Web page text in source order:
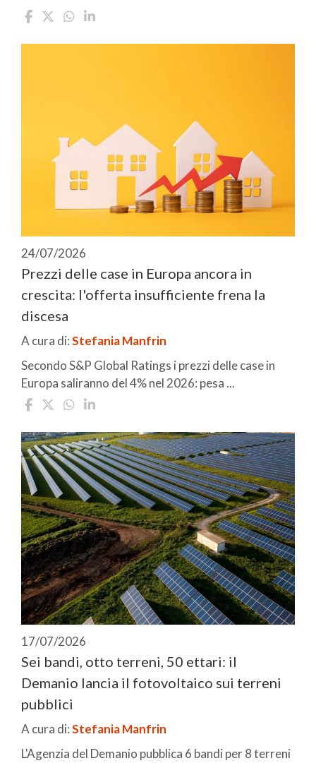
24/07/2026
Prezzi delle case in Europa ancora in
crescita: l'offerta insufficiente frena la
discesa
A cura di:Stefania Manfrin
Secondo S&P Global Ratings i prezzi delle case in
Europa saliranno del 4% nel 2026: pesa ...
17/07/2026
Sei bandi, otto terreni, 50 ettari: il
Demanio lancia il fotovoltaico sui terreni
pubblici
A cura di:Stefania Manfrin
L'Agenzia del Demanio pubblica 6 bandi per 8 terreni